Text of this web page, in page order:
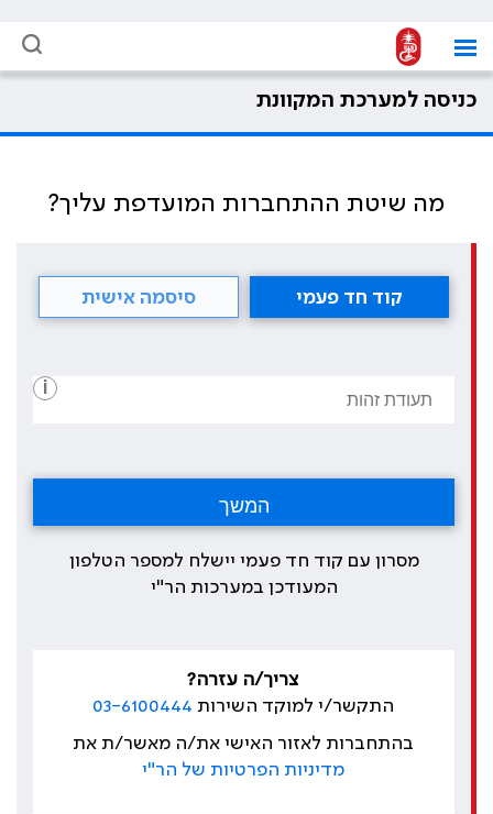
כניסה למערכת המקוונת
מה שיטת ההתחברות המועדפת עליך?
קוד חד פעמי סיסמה אישית
i
מסרון עם קוד חד פעמי יישלח למספר הטלפון
המעודכן במערכות הר"י
צריך/ה עזרה?
התקשר/י למוקד השירות 03-6100444
בהתחברות לאזור האישי את/ה מאשר/ת את
מדיניות הפרטיות של הר"י